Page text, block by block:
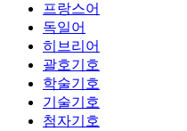
프랑스어
독일어
히브리어
괄호기호
학술기호
기술기호
첨자기호